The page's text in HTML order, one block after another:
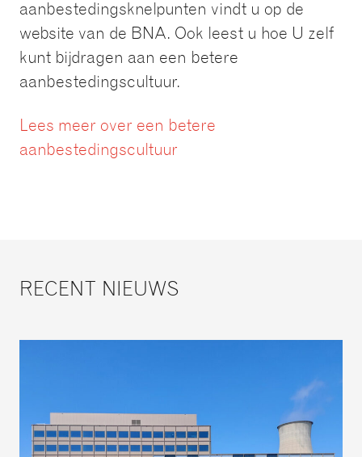
aanbestedingsknelpunten vindt u op de
website van de BNA. Ook leest u hoe U zelf
kunt bijdragen aan een betere
aanbestedingscultuur.
Lees meer over een betere
aanbestedingscultuur
RECENT NIEUWS